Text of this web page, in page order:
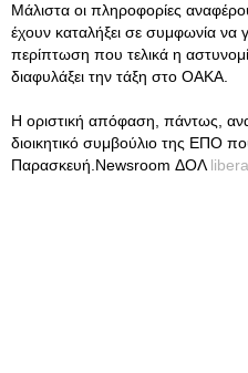
Μάλιστα οι πληροφορίες
έχουν καταλήξει σε συμφωνία να
περίπτωση που τελικά η
διαφυλάξει την τάξη στο ΟΑΚΑ.
Η οριστική απόφαση, πάντως,
διοικητικό συμβούλιο της ΕΠΟ
Παρασκευή.Newsroom ΔΟΛ